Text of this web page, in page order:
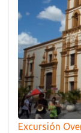
Excursión